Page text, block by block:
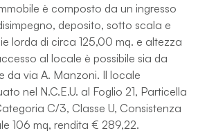
è composto da un ingresso
deposito, sotto scala e
lorda di circa 125,00 mq. e altezza
al locale è possibile sia da
da via A. Manzoni. Il locale
nel N.C.E.U. al Foglio 21, Particella
C/3, Classe U, Consistenza
106 mq, rendita € 289,22.